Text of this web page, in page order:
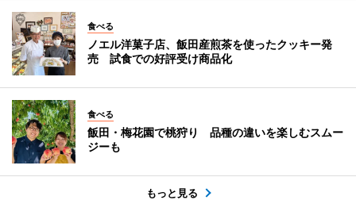
食べる
ノエル洋菓子店、飯田産煎茶を使ったクッキー発
売 試食での好評受け商品化
食べる
飯田・梅花園で桃狩り 品種の違いを楽しむスムー
ジーも
もっと見る